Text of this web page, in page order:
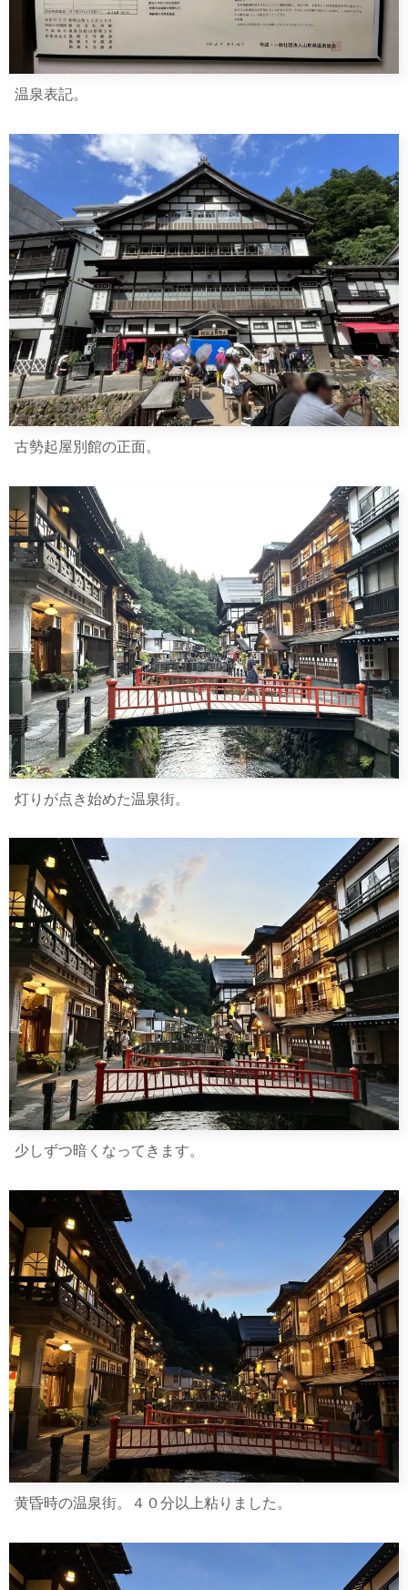
温泉表記。
古勢起屋別館の正面。
灯りが点き始めた温泉街。
少しずつ暗くなってきます。
黄昏時の温泉街。４０分以上粘りました。